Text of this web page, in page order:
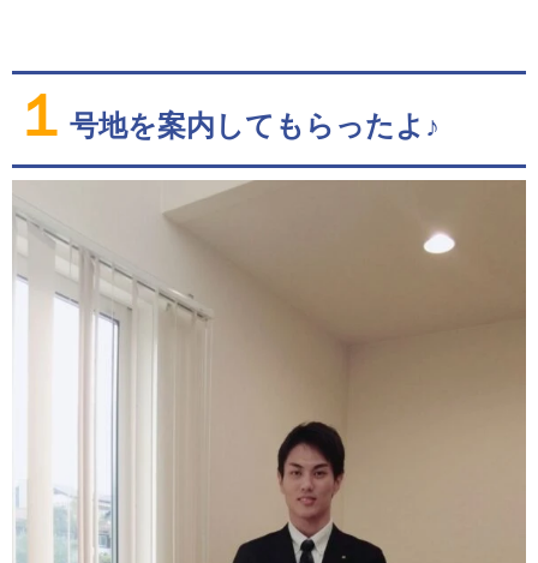
１ 号地を案内してもらったよ♪